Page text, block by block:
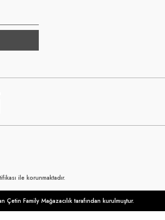
ile korunmaktadır.
Family Mağazacılık tarafından kurulmuştur.